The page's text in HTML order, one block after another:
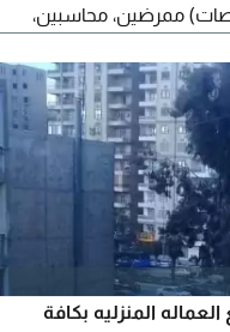
ممرضين، محاسبين،
طباخين، فنيين، وعلى
في المجال وشهادات
كفاءة وخبرات العمالة
المنزليه بكافة